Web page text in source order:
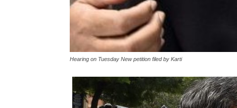
Hearing on Tuesday New petition filed by Karti